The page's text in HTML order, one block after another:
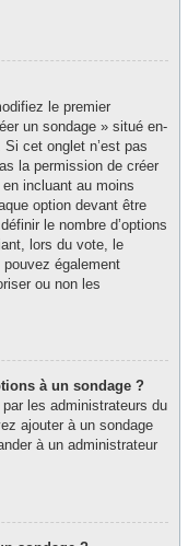
le premier
un sondage » situé en-
cet onglet n’est pas
la permission de créer
incluant au moins
option devant être
le nombre d’options
lors du vote, le
également
ou non les
à un sondage ?
par les administrateurs du
ajouter à un sondage
à un administrateur